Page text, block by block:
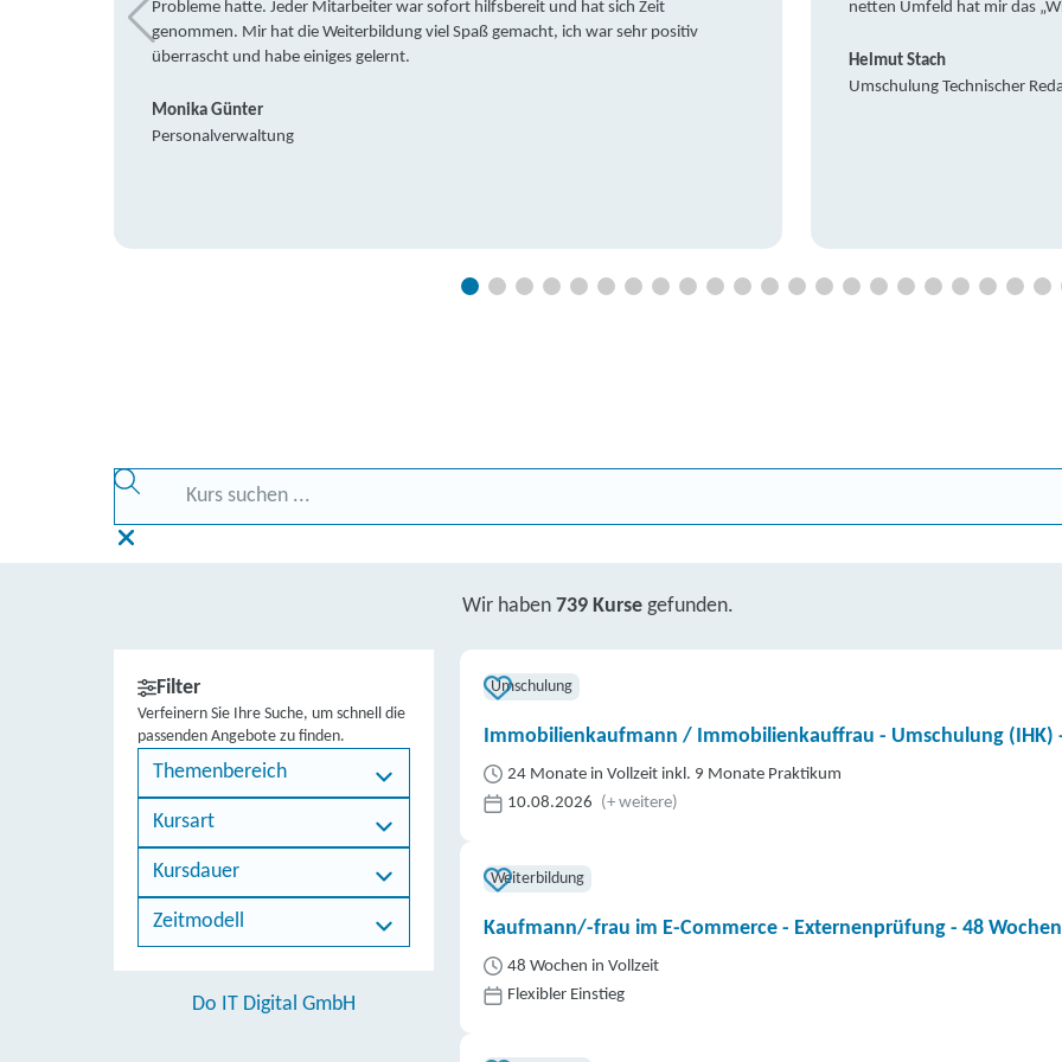
Probleme hatte. Jeder Mitarbeiter war sofort hilfsbereit und hat sich Zeit
genommen. Mir hat die Weiterbildung viel Spaß gemacht, ich war sehr positiv
überrascht und habe einiges gelernt.
Monika Günter
Personalverwaltung
netten Umfeld hat mir das
Helmut Stach
Umschulung Technischer
Wir haben 739 Kurse gefunden.
Filter
Verfeinern Sie Ihre Suche, um schnell die
passenden Angebote zu finden.
Themenbereich
Kursart
Kursdauer
Zeitmodell
Do IT Digital GmbH
Umschulung
Immobilienkaufmann / Immobilienkauffrau - Umschulung
24 Monate in Vollzeit inkl. 9 Monate Praktikum
10.08.2026 (+ weitere)
Weiterbildung
Kaufmann/-frau im E-Commerce - Externenprüfung - 48 Wochen
48 Wochen in Vollzeit
Flexibler Einstieg